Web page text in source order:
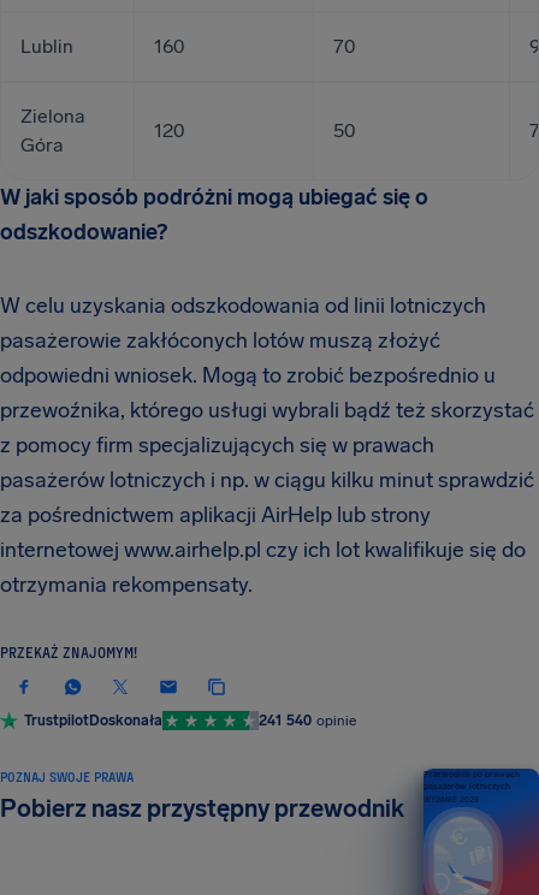
Lublin 160 70
Zielona
Góra
120 50
W jaki sposób podróżni mogą ubiegać się o
odszkodowanie?
W celu uzyskania odszkodowania od linii lotniczych
pasażerowie zakłóconych lotów muszą złożyć
odpowiedni wniosek. Mogą to zrobić bezpośrednio u
przewoźnika, którego usługi wybrali bądź też skorzystać
z pomocy firm specjalizujących się w prawach
pasażerów lotniczych i np. w ciągu kilku minut sprawdzić
za pośrednictwem aplikacji AirHelp lub strony
internetowej www.airhelp.pl czy ich lot kwalifikuje się do
otrzymania rekompensaty.
PRZEKAŻ ZNAJOMYM!
TrustpilotDoskonała 241 540 opinie
POZNAJ SWOJE PRAWA
Pobierz nasz przystępny przewodnik
Przewodnik po prawach
pasażerów lotniczych
WYDANIE 2026